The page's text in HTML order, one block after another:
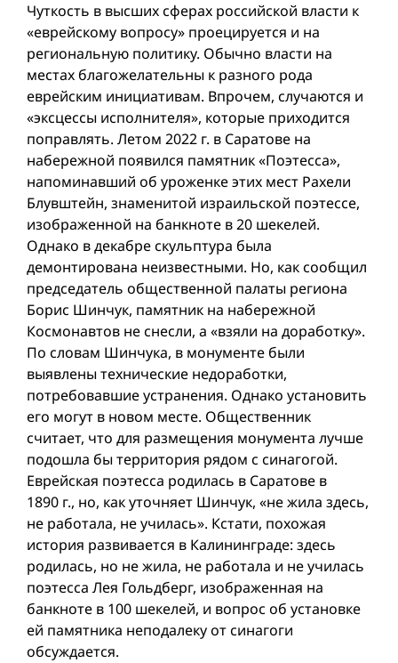
Чуткость в высших сферах российской власти к
«еврейскому вопросу» проецируется и на
региональную политику. Обычно власти на
местах благожелательны к разного рода
еврейским инициативам. Впрочем, случаются и
«эксцессы исполнителя», которые приходится
поправлять. Летом 2022 г. в Саратове на
набережной появился памятник «Поэтесса»,
напоминавший об уроженке этих мест Рахели
Блувштейн, знаменитой израильской поэтессе,
изображенной на банкноте в 20 шекелей.
Однако в декабре скульптура была
демонтирована неизвестными. Но, как сообщил
председатель общественной палаты региона
Борис Шинчук, памятник на набережной
Космонавтов не снесли, а «взяли на доработку».
По словам Шинчука, в монументе были
выявлены технические недоработки,
потребовавшие устранения. Однако установить
его могут в новом месте. Общественник
считает, что для размещения монумента лучше
подошла бы территория рядом с синагогой.
Еврейская поэтесса родилась в Саратове в
1890 г., но, как уточняет Шинчук, «не жила здесь,
не работала, не училась». Кстати, похожая
история развивается в Калининграде: здесь
родилась, но не жила, не работала и не училась
поэтесса Лея Гольдберг, изображенная на
банкноте в 100 шекелей, и вопрос об установке
ей памятника неподалеку от синагоги
обсуждается.